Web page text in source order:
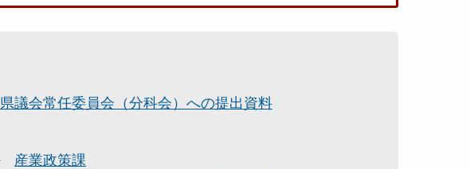
県議会常任委員会（分科会）への提出資料
産業政策課